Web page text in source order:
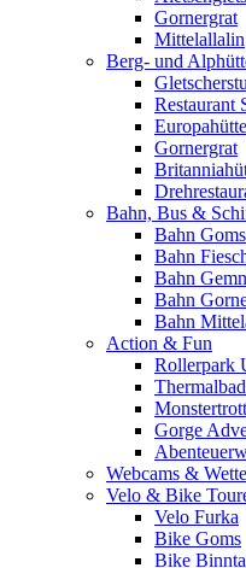
Gornergrat
Mittelallalin
Berg- und
Restaurant
Europahütte
Gornergrat
Bahn, Bus &
Bahn Goms
Bahn
Bahn
Bahn
Bahn
Action & Fun
Rollerpark
Gorge
Webcams &
Velo & Bike
Velo Furka
Bike Goms
Bike